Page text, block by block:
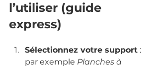
l’utiliser (guide
express)
Sélectionnez votre support :
par exemple Planches à